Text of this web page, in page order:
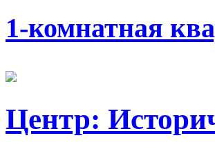
1-комнатная
Центр: